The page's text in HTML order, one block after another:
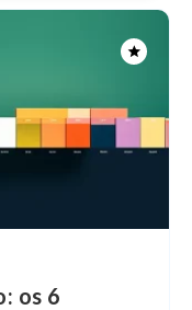
os 6